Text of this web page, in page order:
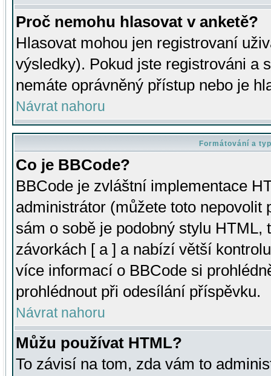
Proč nemohu hlasovat v anketě?
Hlasovat mohou jen registrovaní
výsledky). Pokud jste registrováni a
nemáte oprávněný přístup nebo je
Návrat nahoru
Formátování a
Co je BBCode?
BBCode je zvláštní implementace
administrátor (můžete toto
sám o sobě je podobný stylu HTML,
závorkách [ a ] a nabízí větší
více informací o BBCode si
prohlédnout při odesílání příspěvku.
Návrat nahoru
Můžu používat HTML?
To závisí na tom, zda vám to